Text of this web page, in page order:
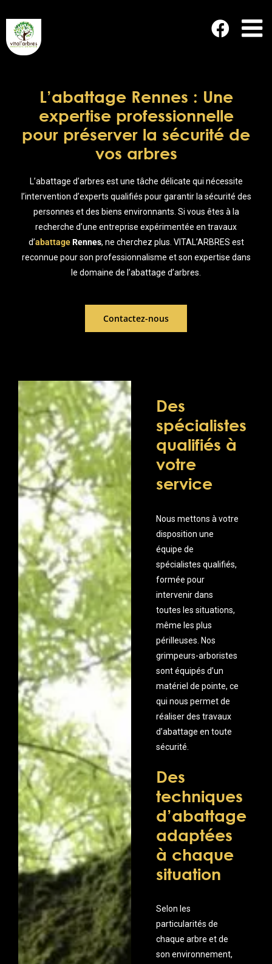
au
contenu
L’abattage Rennes : Une
expertise professionnelle
pour préserver la sécurité de
vos arbres
L’abattage d’arbres est une tâche délicate qui nécessite
l’intervention d’experts qualifiés pour garantir la sécurité des
personnes et des biens environnants. Si vous êtes à la
recherche d’une entreprise expérimentée en travaux
d’abattageRennes, ne cherchez plus. VITAL’ARBRES est
reconnue pour son professionnalisme et son expertise dans
le domaine de l’abattage d’arbres.
Contactez-nous
Des
spécialistes
qualifiés à
votre
service
Nous mettons à votre
disposition une
équipe de
spécialistes qualifiés,
formée pour
intervenir dans
toutes les situations,
même les plus
périlleuses. Nos
grimpeurs-arboristes
sont équipés d’un
matériel de pointe, ce
qui nous permet de
réaliser des travaux
d’abattage en toute
sécurité.
Des
techniques
d’abattage
adaptées
à chaque
situation
Selon les
particularités de
chaque arbre et de
son environnement,